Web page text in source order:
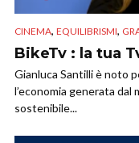
CINEMA, EQUILIBRISMI,
BikeTv : la tua
Gianluca Santilli è noto
l’economia generata
sostenibile...